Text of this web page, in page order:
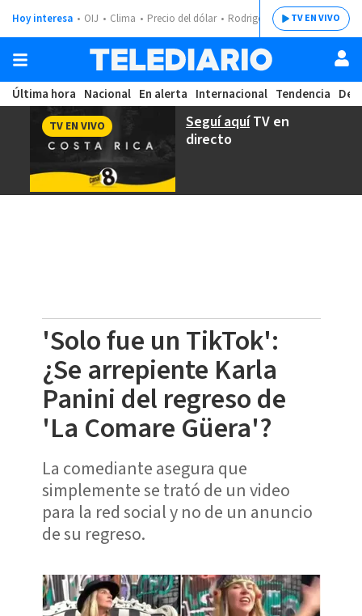
Hoy interesa OIJ Clima Precio del dólar Rodrigo ChavesTV EN VIVO
Última hora Nacional En alerta Internacional Tendencia
Seguí aquíTV en
directo
TV EN VIVO
'Solo fue un TikTok':
¿Se arrepiente Karla
Panini del regreso de
'La Comare Güera'?
La comediante asegura que
simplemente se trató de un video
para la red social y no de un anuncio
de su regreso.